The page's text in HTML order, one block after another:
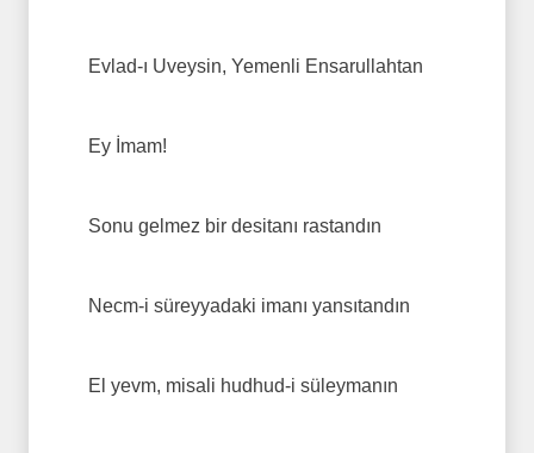
Evlad-ı Uveysin, Yemenli Ensarullahtan
Ey İmam!
Sonu gelmez bir desitanı rastandın
Necm-i süreyyadaki imanı yansıtandın
El yevm, misali hudhud-i süleymanın